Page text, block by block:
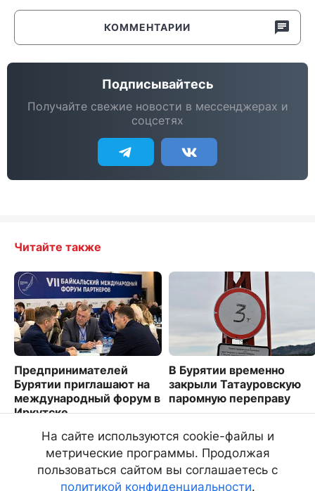
КОММЕНТАРИИ
Подписывайтесь
Получайте свежие новости в мессенджерах и
соцсетях
Читайте также
Предпринимателей
Бурятии приглашают на
международный форум в
Иркутске
4031
В Бурятии временно
закрыли Татауровскую
паромную переправу
На сайте используются cookie-файлы и
метрические программы. Продолжая
пользоваться сайтом вы соглашаетесь с
политикой конфиденциальности.